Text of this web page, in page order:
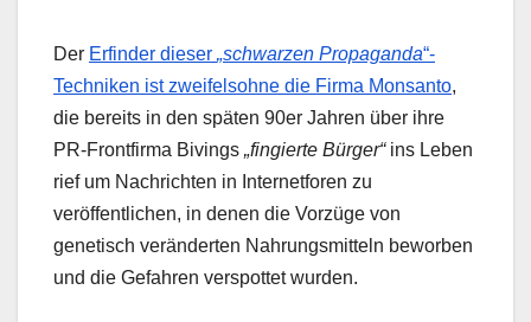
Der Erfinder dieser „schwarzen Propaganda“-
Techniken ist zweifelsohne die Firma Monsanto,
die bereits in den späten 90er Jahren über ihre
PR-Frontfirma Bivings „fingierte Bürger“ins Leben
rief um Nachrichten in Internetforen zu
veröffentlichen, in denen die Vorzüge von
genetisch veränderten Nahrungsmitteln beworben
und die Gefahren verspottet wurden.